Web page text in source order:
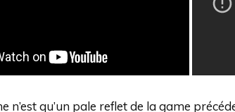
n’est qu’un pale reflet de la game